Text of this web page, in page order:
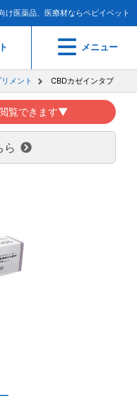
け医薬品、医療材ならペピイベット
メニュー
メント CBDカゼインタブ
覧できます▼
ら